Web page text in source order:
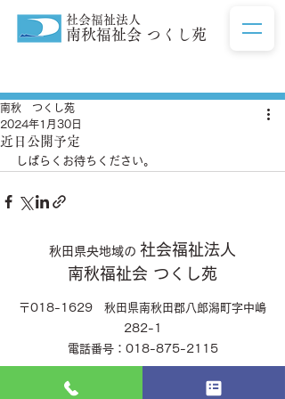
社会福祉法人
南秋福祉会 つくし苑
近日公開予定
南秋 つくし苑
2024年1月30日
しばらくお待ちください。
秋田県央地域の 社会福祉法人
南秋福祉会 つくし苑
〒018-1629 秋田県南秋田郡八郎潟町字中嶋
282-1
電話番号：018-875-2115
©2025 社会福祉法人 南秋福祉会 つくし苑.All Rights